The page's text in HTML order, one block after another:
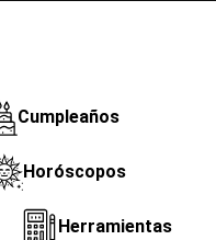
Cumpleaños
Horóscopos
Herramientas